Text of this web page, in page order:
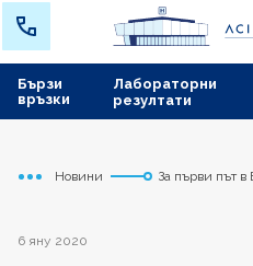
Лабораторни
резултати
Бързи
връзки
Начало
Сърдечно съдов център
Новини
За първи път
6 яну 2020